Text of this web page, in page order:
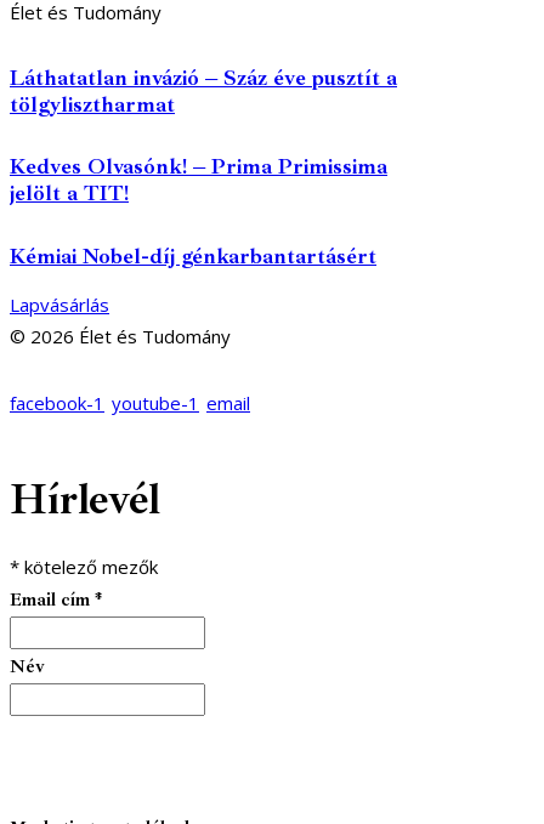
Élet és Tudomány
Láthatatlan invázió – Száz éve pusztít a
tölgylisztharmat
Kedves Olvasónk! – Prima Primissima
jelölt a TIT!
Kémiai Nobel-díj génkarbantartásért
Lapvásárlás
© 2026 Élet és Tudomány
facebook-1 youtube-1 email
Hírlevél
* kötelező mezők
Email cím *
Név